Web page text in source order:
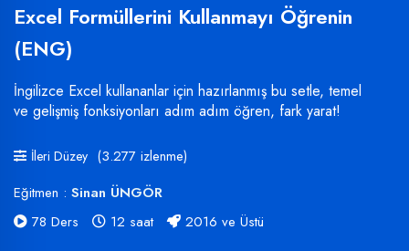
Excel Formüllerini Kullanmayı Öğrenin
(ENG)
İngilizce Excel kullananlar için hazırlanmış bu setle, temel
ve gelişmiş fonksiyonları adım adım öğren, fark yarat!
İleri Düzey (3.277 izlenme)
Eğitmen : Sinan ÜNGÖR
78 Ders
12 saat 2016 ve Üstü